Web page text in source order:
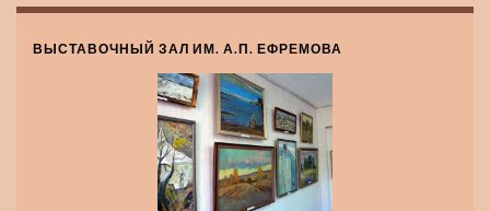
ВЫСТАВОЧНЫЙ ЗАЛ ИМ. А.П. ЕФРЕМОВА